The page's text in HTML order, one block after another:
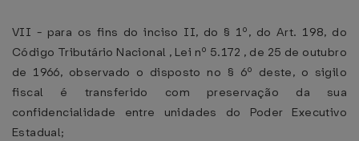
VII - para os fins do inciso II, do § 1º, do Art. 198, do
Código Tributário Nacional , Lei nº 5.172 , de 25 de outubro
de 1966, observado o disposto no § 6º deste, o sigilo
fiscal é transferido com preservação da sua
confidencialidade entre unidades do Poder Executivo
Estadual;